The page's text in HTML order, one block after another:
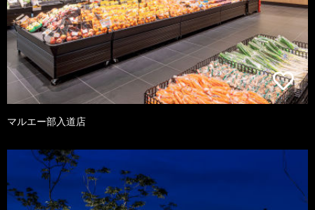
マルエー部入道店